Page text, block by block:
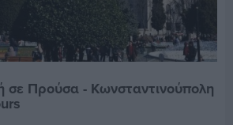
σε Προύσα - Κωνσταντινούπολη